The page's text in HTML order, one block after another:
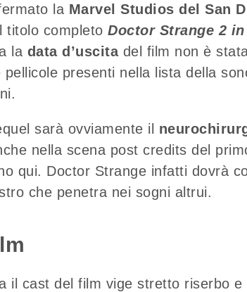
la Marvel Studios del San
titolo completo Doctor Strange 2
la data d’uscitadel film non è
presenti nella lista della
sarà ovviamente il
nella scena post credits del
qui. Doctor Strange infatti dovrà
che penetra nei sogni altrui.
il cast del film vige stretto riserbo e